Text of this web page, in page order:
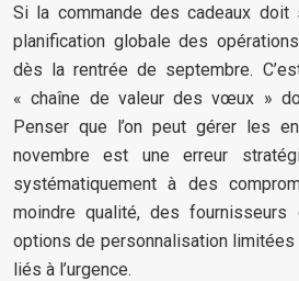
Si la commande des cadeaux
planification globale des
dès la rentrée de septembre.
« chaîne de valeur des vœux »
Penser que l’on peut gérer les
novembre est une erreur
systématiquement à des
moindre qualité, des
options de personnalisation limitées
liés à l’urgence.